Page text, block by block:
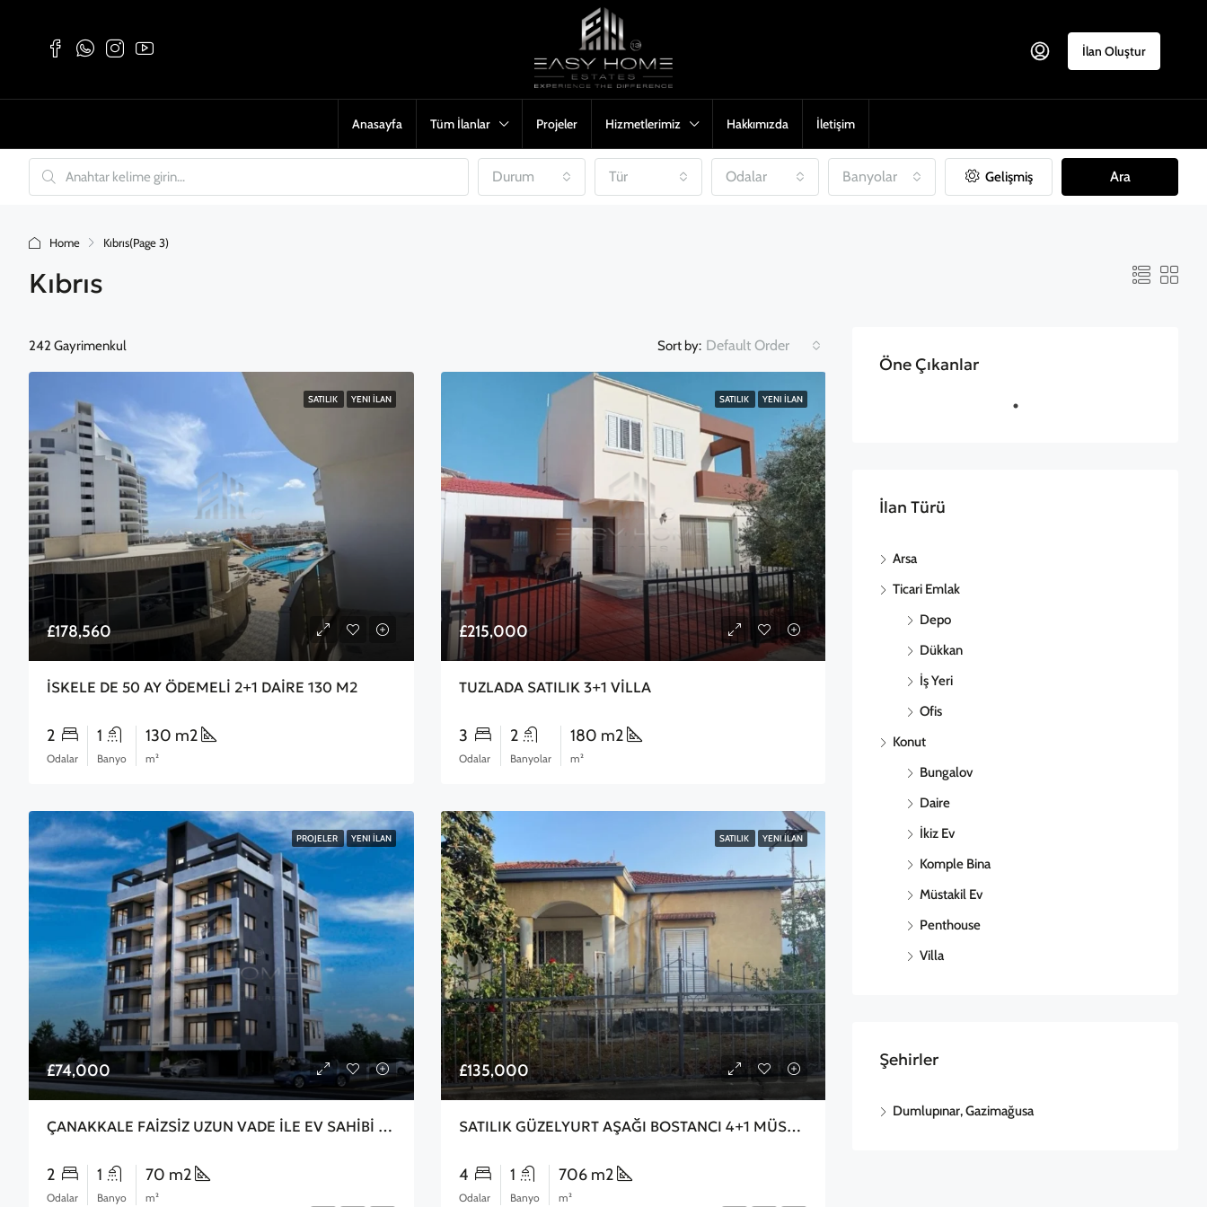
İlan Oluştur
Anasayfa Tüm İlanlar Projeler Hizmetlerimiz Hakkımızda İletişim
Durum Tür Odalar Banyolar Gelişmiş Ara
Home Kıbrıs(Page 3)
Kıbrıs
242 Gayrimenkul Sort by: Default Order
SATILIK YENI İLAN
£178,560
İSKELE DE 50 AY ÖDEMELİ 2+1 DAİRE 130 M2
2
Odalar
1
Banyo
130 m2
m²
SATILIK YENI İLAN
£215,000
TUZLADA SATILIK 3+1 VİLLA
3
Odalar
2
Banyolar
180 m2
m²
PROJELER YENI İLAN
£74,000
ÇANAKKALE FAİZSİZ UZUN VADE İLE EV SAHİBİ OLUN
2
Odalar
1
Banyo
70 m2
m²
SATILIK YENI İLAN
£135,000
SATILIK GÜZELYURT AŞAĞI BOSTANCI 4+1 MÜSTAKİL EV EKSTRA YARDIMCI EV 3 ODALI GÜNEYE 2 KM UZAKLIKTA ANAYOL ÜSTÜ MERKEZİ YER EŞDEĞER KOÇAN
4
Odalar
1
Banyo
706 m2
m²
Öne Çıkanlar
İlan Türü
Arsa
Ticari Emlak
Depo
Dükkan
İş Yeri
Ofis
Konut
Bungalov
Daire
İkiz Ev
Komple Bina
Müstakil Ev
Penthouse
Villa
Şehirler
Dumlupınar, Gazimağusa